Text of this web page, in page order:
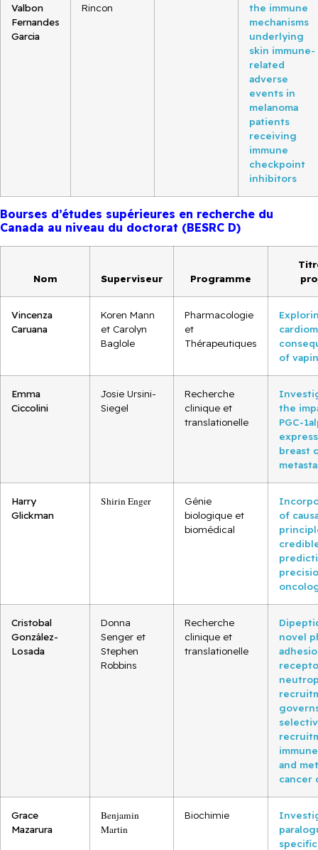
Valbon
Fernandes
Garcia
Rincon
the immune
mechanisms
underlying
skin immune-
related
adverse
events in
melanoma
patients
receiving
immune
checkpoint
inhibitors
Bourses d’études supérieures en recherche du
Canada au niveau du doctorat (BESRC D)
Nom Superviseur Programme
Vincenza
Caruana
Koren Mann
et Carolyn
Baglole
Pharmacologie
et
Thérapeutiques
of
Emma
Ciccolini
Josie Ursini-
Siegel
Recherche
clinique et
translationelle
the
PGC-
breast
Harry
Glickman
Shirin Enger
Génie
biologique et
biomédical
of
Cristobal
González-
Losada
Donna
Senger et
Stephen
Robbins
Recherche
clinique et
translationelle
novel
and
cancer
Grace
Mazarura
Benjamin
Martin
Biochimie